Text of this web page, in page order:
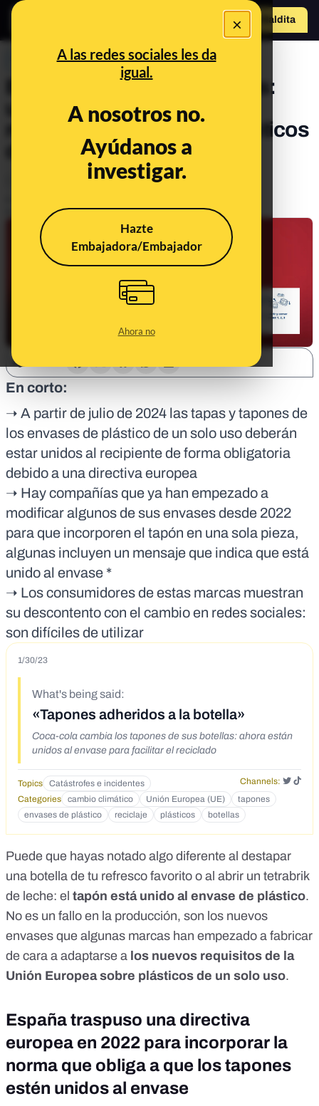
×
A las redes sociales les da
igual.
A nosotros no.
Ayúdanos a
investigar.
Hazte
Embajadora/Embajador
Ahora no
Hazte Maldito
PREBUNKING
El tapón unido a las botellas:
una medida de la UE para
reducir el consumo de plásticos
de un solo uso
Empresas
Actualizado elOct 4, 2024, 2:02:00 PM
En corto:
➝ A partir de julio de 2024 las tapas y tapones de
los envases de plástico de un solo uso deberán
estar unidos al recipiente de forma obligatoria
debido a una directiva europea
➝ Hay compañías que ya han empezado a
modificar algunos de sus envases desde 2022
para que incorporen el tapón en una sola pieza,
algunas incluyen un mensaje que indica que está
unido al envase *
➝ Los consumidores de estas marcas muestran
su descontento con el cambio en redes sociales:
son difíciles de utilizar
1/30/23
What's being said:
«Tapones adheridos a la botella»
Coca-cola cambia los tapones de sus botellas: ahora están
unidos al envase para facilitar el reciclado
Topics Catástrofes e incidentes
Channels:
Categories
cambio climático Unión Europea (UE)
tapones
envases de plástico
reciclaje plásticos botellas
Puede que hayas notado algo diferente al destapar
una botella de tu refresco favorito o al abrir un tetrabrik
de leche: el tapón está unido al envase de plástico.
No es un fallo en la producción, son los nuevos
envases que algunas marcas han empezado a fabricar
de cara a adaptarse a los nuevos requisitos de la
Unión Europea sobre plásticos de un solo uso.
España traspuso una directiva
europea en 2022 para incorporar la
norma que obliga a que los tapones
estén unidos al envase